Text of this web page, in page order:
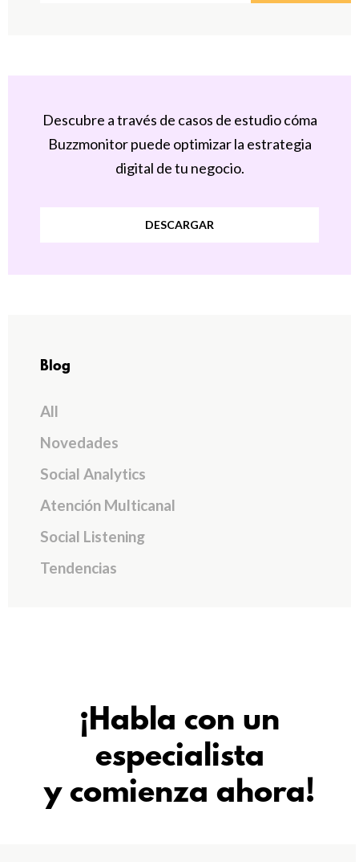
Descubre a través de casos de estudio cóma
Buzzmonitor puede optimizar la estrategia
digital de tu negocio.
DESCARGAR
Blog
All
Novedades
Social Analytics
Atención Multicanal
Social Listening
Tendencias
¡Habla con un
especialista
y comienza ahora!